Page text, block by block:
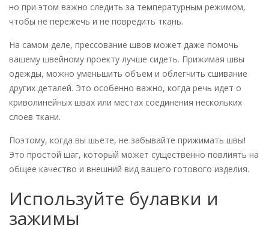
но при этом важно следить за температурным режимом,
чтобы не пережечь и не повредить ткань.
На самом деле, прессование швов может даже помочь
вашему швейному проекту лучше сидеть. Прижимая швы
одежды, можно уменьшить объем и облегчить сшивание
других деталей. Это особенно важно, когда речь идет о
криволинейных швах или местах соединения нескольких
слоев ткани.
Поэтому, когда вы шьете, не забывайте прижимать швы!
Это простой шаг, который может существенно повлиять на
общее качество и внешний вид вашего готового изделия.
Используйте булавки и
зажимы